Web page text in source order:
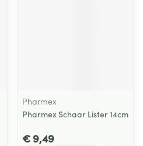
Pharmex
Pharmex Schaar Lister 14cm
€ 9,49